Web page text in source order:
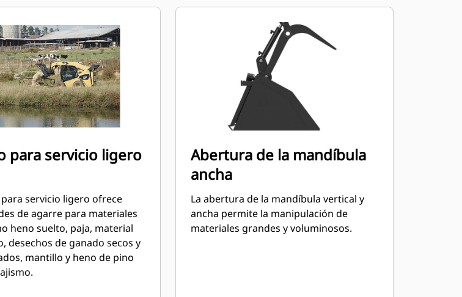
para servicio ligero
para servicio ligero ofrece
de agarre para materiales
heno suelto, paja, material
desechos de ganado secos y
mantillo y heno de pino
Abertura de la mandíbula
ancha
La abertura de la mandíbula vertical y
ancha permite la manipulación de
materiales grandes y voluminosos.